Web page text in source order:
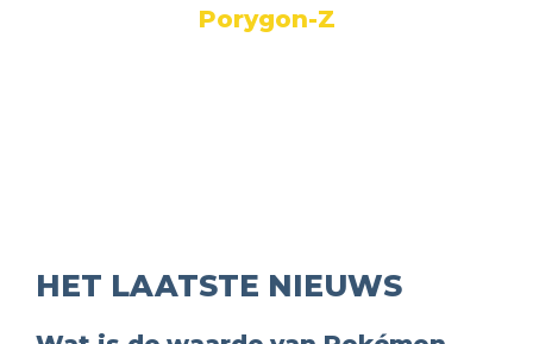
Porygon-Z
HET LAATSTE NIEUWS